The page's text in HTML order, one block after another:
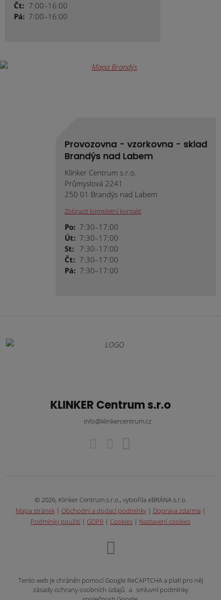
Čt: 7:00–16:00
Pá: 7:00–16:00
Provozovna - vzorkovna - sklad
Brandýs nad Labem
Klinker Centrum s.r.o.
Průmyslová 2241
250 01 Brandýs nad Labem
Zobrazit kompletní kontakt
Po: 7:30–17:00
Út: 7:30–17:00
St: 7:30–17:00
Čt: 7:30–17:00
Pá: 7:30–17:00
KLINKER Centrum s.r.o
info@klinkercentrum.cz
© 2026, Klinker Centrum s.r.o., vytvořila eBRÁNA s.r.o.
Mapa stránek| Obchodní a dodací podmínky| Doprava zdarma |
Podmínky použití | GDPR | Cookies | Nastavení cookies
Tento web je chráněn pomocí Google ReCAPTCHA a platí pro něj
zásady ochrany osobních údajů a smluvní podmínky